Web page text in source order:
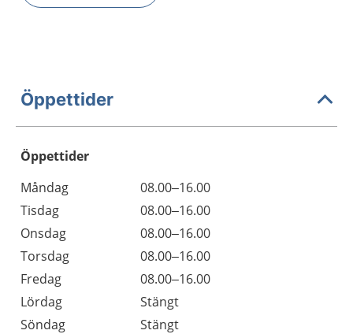
Öppettider
Öppettider
Dag
Öppettider
Kommentarer
Måndag
08.00–16.00
Tisdag
08.00–16.00
Onsdag
08.00–16.00
Torsdag
08.00–16.00
Fredag
08.00–16.00
Lördag
Stängt
Söndag
Stängt